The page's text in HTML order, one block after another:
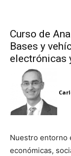
Curso de
Bases y
electrónicas
Nuestro entorno
económicas,